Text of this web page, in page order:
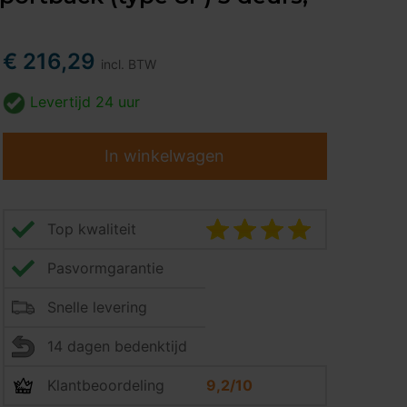
€ 216,29 incl. BTW
Levertijd 24 uur
In winkelwagen
Top kwaliteit
Pasvormgarantie
Snelle levering
14 dagen bedenktijd
Klantbeoordeling 9,2/10